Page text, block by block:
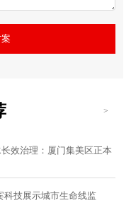
>
效治理：厦门集美区正本
科技展示城市生命线监